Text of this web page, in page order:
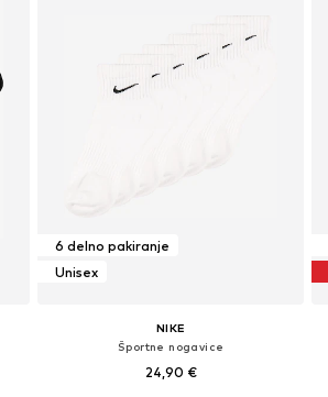
6 delno pakiranje
Unisex
NIKE
Športne nogavice
24,90 €